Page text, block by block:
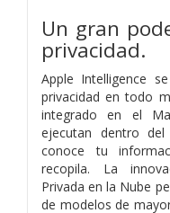
Un gran
privacidad.
Apple Intelligence
privacidad en todo
integrado en el
ejecutan dentro del
conoce tu
recopila. La
Privada en la Nube
de modelos de